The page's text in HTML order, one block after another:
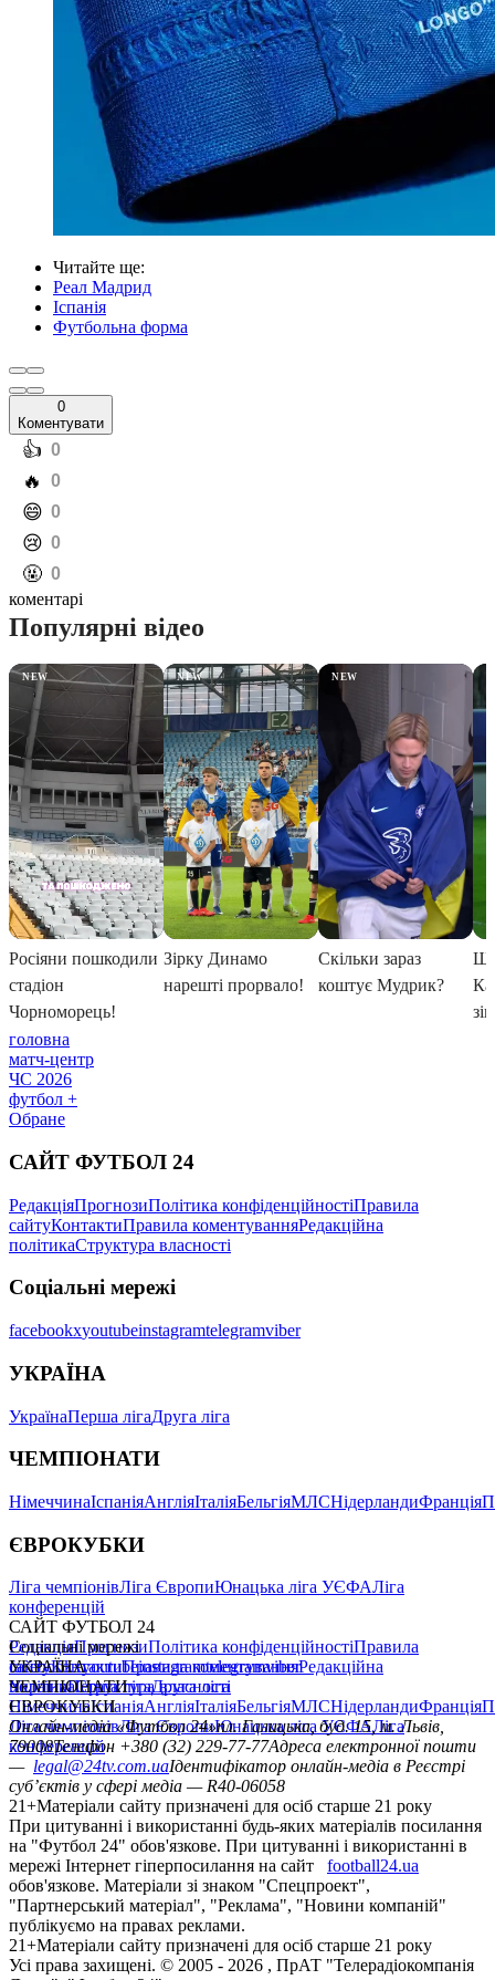
Читайте ще:
Реал Мадрид
Іспанія
Футбольна форма
0
Коментувати
️👍 0
️🔥 0
️😄 0
️😢 0
️🤬 0
коментарі
головна
матч-центр
ЧС 2026
футбол +
Обране
САЙТ ФУТБОЛ 24
РедакціяПрогнозиПолітика конфіденційностіПравила
сайтуКонтактиПравила коментуванняРедакційна
політикаСтруктура власності
Соціальні мережі
facebookxyoutubeinstagramtelegramviber
УКРАЇНА
УкраїнаПерша лігаДруга ліга
ЧЕМПІОНАТИ
НімеччинаІспаніяАнгліяІталіяБельгіяМЛСНідерландиФранція
ЄВРОКУБКИ
Ліга чемпіонівЛіга ЄвропиЮнацька ліга УЄФАЛіга
конференцій
САЙТ ФУТБОЛ 24
РедакціяПрогнозиПолітика конфіденційностіПравила
сайтуКонтактиПравила коментуванняРедакційна
політикаСтруктура власності
Соціальні мережі
facebookxyoutubeinstagramtelegramviber
УКРАЇНА
УкраїнаПерша лігаДруга ліга
ЧЕМПІОНАТИ
НімеччинаІспаніяАнгліяІталіяБельгіяМЛСНідерландиФранція
ЄВРОКУБКИ
Ліга чемпіонівЛіга ЄвропиЮнацька ліга УЄФАЛіга
конференцій
Онлайн-медіа «Футбол 24»пл. Галицька, буд. 15, м. Львів,
79008Телефон +380 (32) 229-77-77Адреса електронної пошти
— legal@24tv.com.uaІдентифікатор онлайн-медіа в Реєстрі
суб’єктів у сфері медіа — R40-06058
21+Матеріали сайту призначені для осіб старше 21 року
При цитуванні і використанні будь-яких матеріалів посилання
на "Футбол 24" обов'язкове. При цитуванні і використанні в
мережі Інтернет гіперпосилання на сайт
football24.ua
обов'язкове. Матеріали зі знаком "Спецпроект",
"Партнерський матеріал", "Реклама", "Новини компаній"
публікуємо на правах реклами.
21+Матеріали сайту призначені для осіб старше 21 року
Усi права захищенi. © 2005 - 2026 , ПрАТ "Телерадіокомпанія